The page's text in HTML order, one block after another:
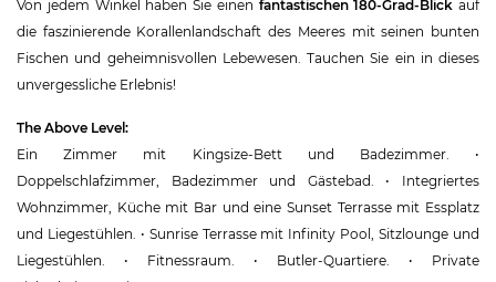
Von jedem Winkel haben Sie einen fantastischen 180-Grad-Blick auf
die faszinierende Korallenlandschaft des Meeres mit seinen bunten
Fischen und geheimnisvollen Lebewesen. Tauchen Sie ein in dieses
unvergessliche Erlebnis!
The Above Level:
Ein Zimmer mit Kingsize-Bett und Badezimmer. •
Doppelschlafzimmer, Badezimmer und Gästebad. • Integriertes
Wohnzimmer, Küche mit Bar und eine Sunset Terrasse mit Essplatz
und Liegestühlen. • Sunrise Terrasse mit Infinity Pool, Sitzlounge und
Liegestühlen. • Fitnessraum. • Butler-Quartiere. • Private